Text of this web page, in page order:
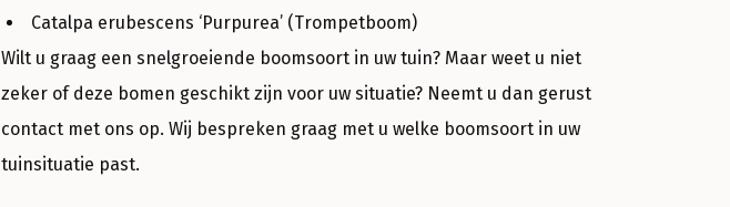
Catalpa erubescens ‘Purpurea’ (Trompetboom)
Wilt u graag een snelgroeiende boomsoort in uw tuin? Maar weet u niet
zeker of deze bomen geschikt zijn voor uw situatie? Neemt u dan gerust
contact met ons op. Wij bespreken graag met u welke boomsoort in uw
tuinsituatie past.